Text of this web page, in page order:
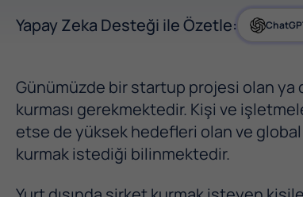
Yapay Zeka Desteği ile Özetle:
Günümüzde bir startup projesi olan
kurması gerekmektedir. Kişi ve
etse de yüksek hedefleri olan ve
kurmak istediği bilinmektedir.